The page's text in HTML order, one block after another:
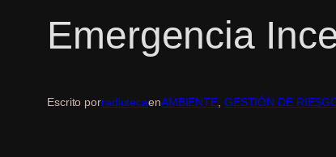
Emergencia
Escrito porradiotecaenAMBIENTE, GESTIÓN DE